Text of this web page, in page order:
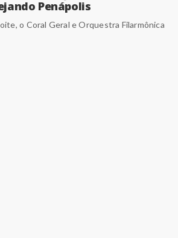
Penápolis
o Coral Geral e Orquestra Filarmônica